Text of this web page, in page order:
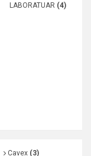
LABORATUAR (4)
Cavex (3)